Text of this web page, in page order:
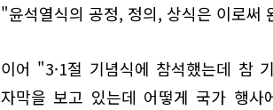
"윤석열식의 공정, 정의, 상식은 이로써
이어 "3·1절 기념식에 참석했는데 참
자막을 보고 있는데 어떻게 국가 행